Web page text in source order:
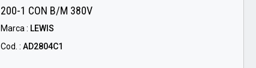
200-1 CON B/M 380V
Marca : LEWIS
Cod. : AD2804C1